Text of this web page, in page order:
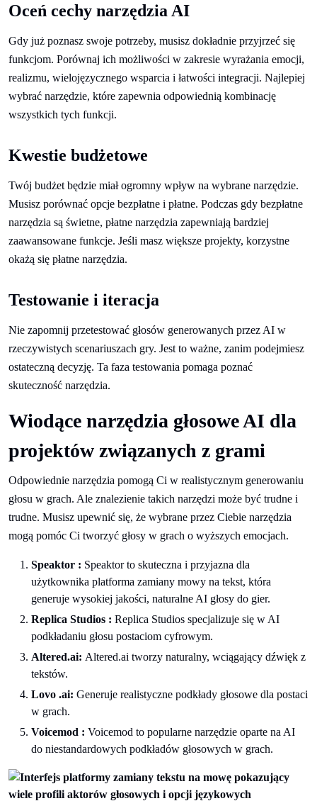
Oceń cechy narzędzia AI
Gdy już poznasz swoje potrzeby, musisz dokładnie przyjrzeć się
funkcjom. Porównaj ich możliwości w zakresie wyrażania emocji,
realizmu, wielojęzycznego wsparcia i łatwości integracji. Najlepiej
wybrać narzędzie, które zapewnia odpowiednią kombinację
wszystkich tych funkcji.
Kwestie budżetowe
Twój budżet będzie miał ogromny wpływ na wybrane narzędzie.
Musisz porównać opcje bezpłatne i płatne. Podczas gdy bezpłatne
narzędzia są świetne, płatne narzędzia zapewniają bardziej
zaawansowane funkcje. Jeśli masz większe projekty, korzystne
okażą się płatne narzędzia.
Testowanie i iteracja
Nie zapomnij przetestować głosów generowanych przez AI w
rzeczywistych scenariuszach gry. Jest to ważne, zanim podejmiesz
ostateczną decyzję. Ta faza testowania pomaga poznać
skuteczność narzędzia.
Wiodące narzędzia głosowe AI dla
projektów związanych z grami
Odpowiednie narzędzia pomogą Ci w realistycznym generowaniu
głosu w grach. Ale znalezienie takich narzędzi może być trudne i
trudne. Musisz upewnić się, że wybrane przez Ciebie narzędzia
mogą pomóc Ci tworzyć głosy w grach o wyższych emocjach.
Speaktor : Speaktor to skuteczna i przyjazna dla
użytkownika platforma zamiany mowy na tekst, która
generuje wysokiej jakości, naturalne AI głosy do gier.
Replica Studios : Replica Studios specjalizuje się w AI
podkładaniu głosu postaciom cyfrowym.
Altered.ai: Altered.ai tworzy naturalny, wciągający dźwięk z
tekstów.
Lovo .ai: Generuje realistyczne podkłady głosowe dla postaci
w grach.
Voicemod : Voicemod to popularne narzędzie oparte na AI
do niestandardowych podkładów głosowych w grach.